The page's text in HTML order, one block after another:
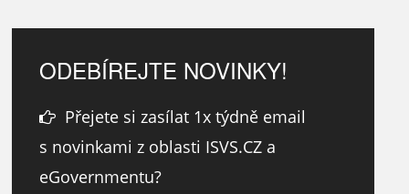
ODEBÍREJTE NOVINKY!
Přejete si zasílat 1x týdně email
s novinkami z oblasti ISVS.CZ a
eGovernmentu?